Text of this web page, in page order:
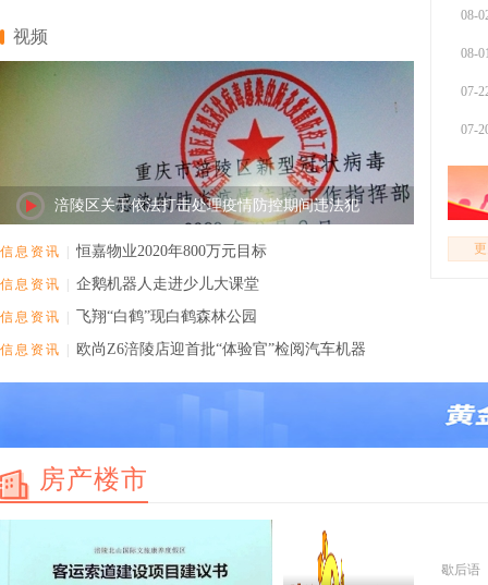
视频
涪陵区关于依法打击处理疫情防控期间违法犯
信息资讯 恒嘉物业2020年800万元目标
信息资讯 企鹅机器人走进少儿大课堂
信息资讯 飞翔“白鹤”现白鹤森林公园
信息资讯 欧尚Z6涪陵店迎首批“体验官”检阅汽车机器
08-
08-
07-
07-
房产楼市
歇后语